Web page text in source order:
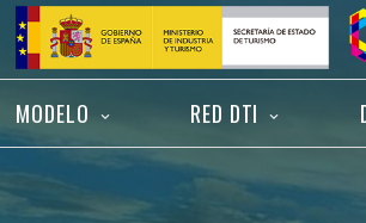
Saltar
contenido
Inicio
MODELO RED DTI